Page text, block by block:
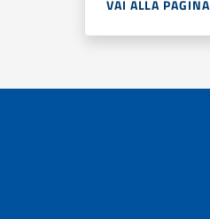
VAI ALLA PAGINA